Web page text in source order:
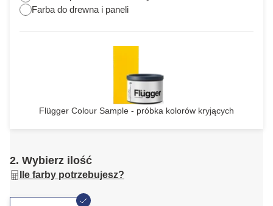
Farba do drewna i paneli
Flügger Colour Sample - próbka kolorów kryjących
2. Wybierz ilość
Ile farby potrzebujesz?